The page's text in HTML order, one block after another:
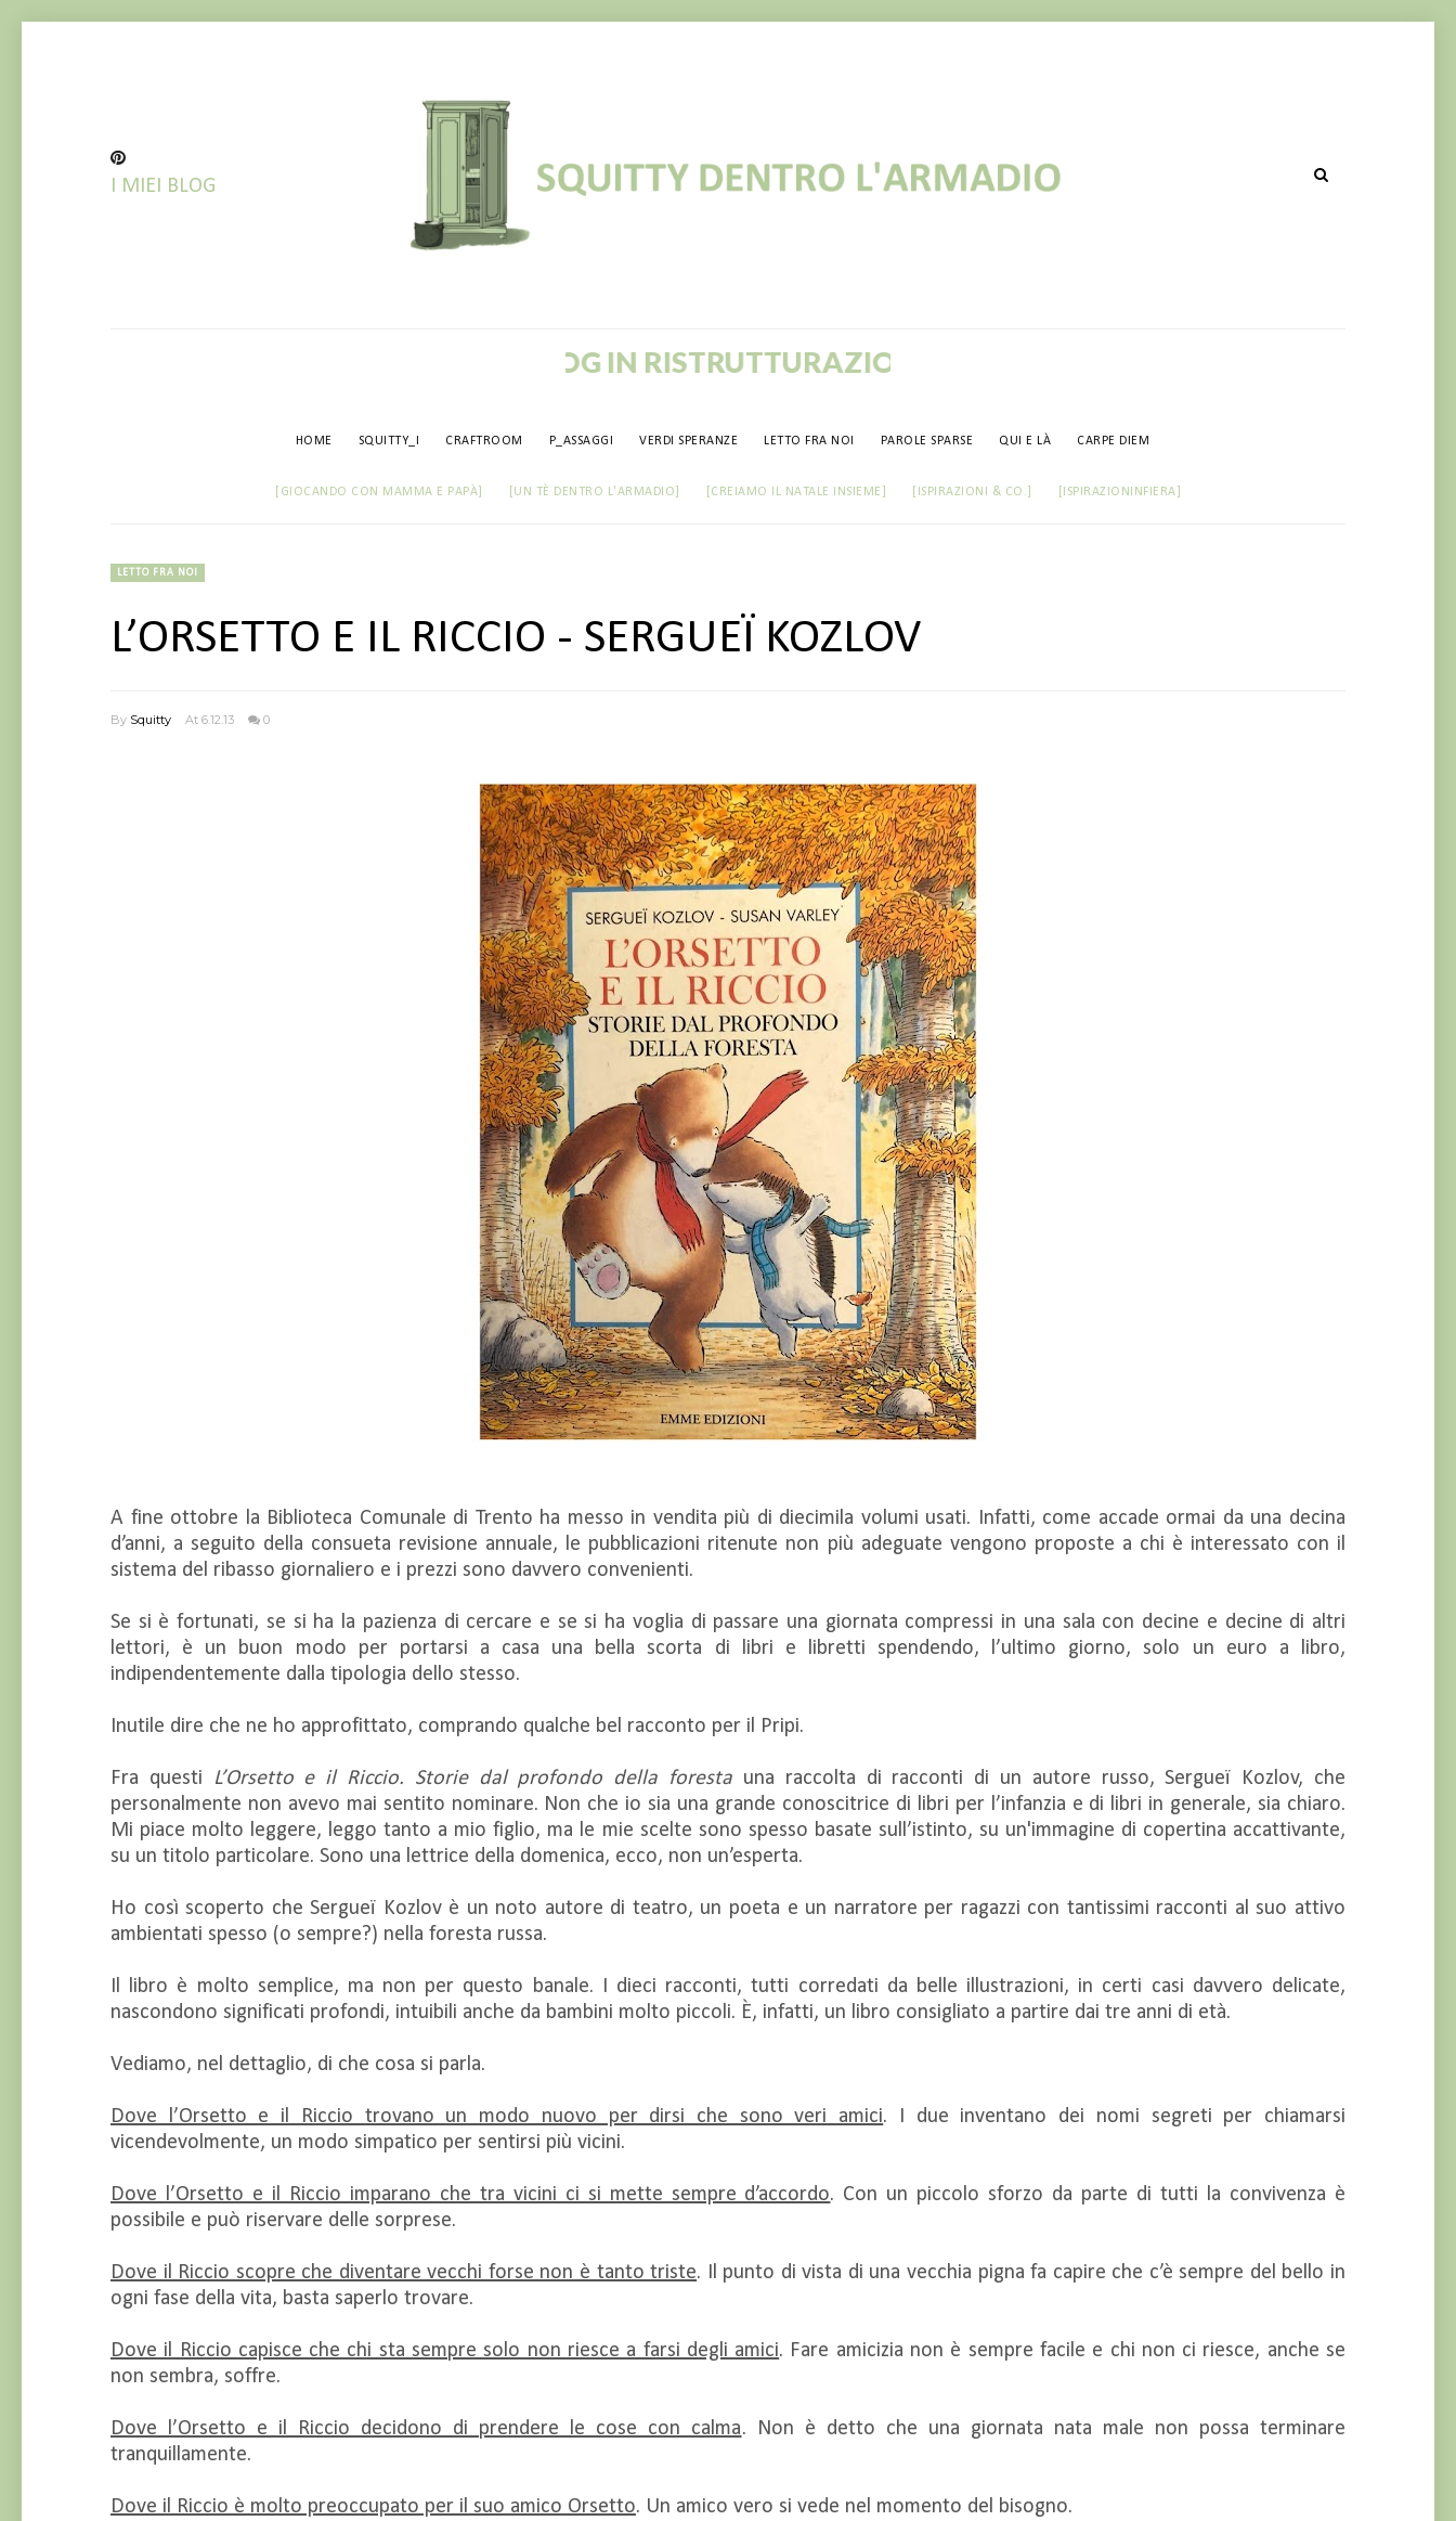
I MIEI BLOG
BLOG IN RISTRUTTURAZIONE! VECCHI POST IN CORSO DI
HOME SQUITTY_I CRAFTROOM P_ASSAGGI VERDI SPERANZE LETTO FRA NOI PAROLE SPARSE QUI E LÀ CARPE DIEM
[GIOCANDO CON MAMMA E PAPÀ] [UN TÈ DENTRO L'ARMADIO] [CREIAMO IL NATALE INSIEME] [ISPIRAZIONI & CO.] [ISPIRAZIONINFIERA]
LETTO FRA NOI
L’ORSETTO E IL RICCIO - SERGUEÏ KOZLOV
By Squitty At 6.12.13 0
A fine ottobre la Biblioteca Comunale di Trento ha messo in vendita più di diecimila volumi usati. Infatti, come accade ormai da una decina
d’anni, a seguito della consueta revisione annuale, le pubblicazioni ritenute non più adeguate vengono proposte a chi è interessato con il
sistema del ribasso giornaliero e i prezzi sono davvero convenienti.
Se si è fortunati, se si ha la pazienza di cercare e se si ha voglia di passare una giornata compressi in una sala con decine e decine di altri
lettori, è un buon modo per portarsi a casa una bella scorta di libri e libretti spendendo, l’ultimo giorno, solo un euro a libro,
indipendentemente dalla tipologia dello stesso.
Inutile dire che ne ho approfittato, comprando qualche bel racconto per il Pripi.
Fra questi L’Orsetto e il Riccio. Storie dal profondo della foresta una raccolta di racconti di un autore russo, Sergueï Kozlov, che
personalmente non avevo mai sentito nominare. Non che io sia una grande conoscitrice di libri per l’infanzia e di libri in generale, sia chiaro.
Mi piace molto leggere, leggo tanto a mio figlio, ma le mie scelte sono spesso basate sull’istinto, su un'immagine di copertina accattivante,
su un titolo particolare. Sono una lettrice della domenica, ecco, non un’esperta.
Ho così scoperto che Sergueï Kozlov è un noto autore di teatro, un poeta e un narratore per ragazzi con tantissimi racconti al suo attivo
ambientati spesso (o sempre?) nella foresta russa.
Il libro è molto semplice, ma non per questo banale. I dieci racconti, tutti corredati da belle illustrazioni, in certi casi davvero delicate,
nascondono significati profondi, intuibili anche da bambini molto piccoli. È, infatti, un libro consigliato a partire dai tre anni di età.
Vediamo, nel dettaglio, di che cosa si parla.
Dove l’Orsetto e il Riccio trovano un modo nuovo per dirsi che sono veri amici. I due inventano dei nomi segreti per chiamarsi
vicendevolmente, un modo simpatico per sentirsi più vicini.
Dove l’Orsetto e il Riccio imparano che tra vicini ci si mette sempre d’accordo. Con un piccolo sforzo da parte di tutti la convivenza è
possibile e può riservare delle sorprese.
Dove il Riccio scopre che diventare vecchi forse non è tanto triste. Il punto di vista di una vecchia pigna fa capire che c’è sempre del bello in
ogni fase della vita, basta saperlo trovare.
Dove il Riccio capisce che chi sta sempre solo non riesce a farsi degli amici. Fare amicizia non è sempre facile e chi non ci riesce, anche se
non sembra, soffre.
Dove l’Orsetto e il Riccio decidono di prendere le cose con calma. Non è detto che una giornata nata male non possa terminare
tranquillamente.
Dove il Riccio è molto preoccupato per il suo amico Orsetto. Un amico vero si vede nel momento del bisogno.